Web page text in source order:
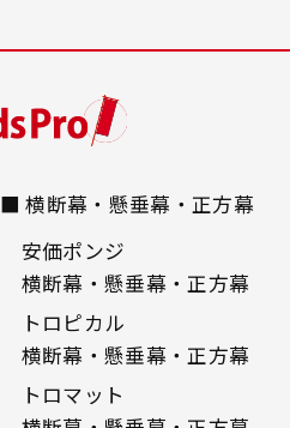
■ 横断幕・懸垂幕・正方幕
安価ポンジ
横断幕・懸垂幕・正方幕
トロピカル
横断幕・懸垂幕・正方幕
トロマット